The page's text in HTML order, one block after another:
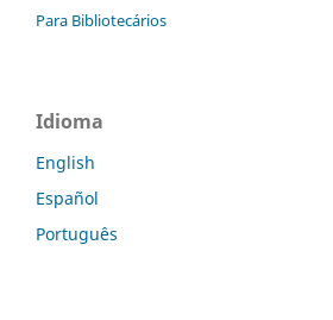
Para Bibliotecários
Idioma
English
Español
Português